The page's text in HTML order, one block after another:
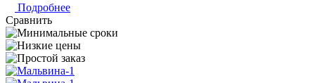
Подробнее
Сравнить